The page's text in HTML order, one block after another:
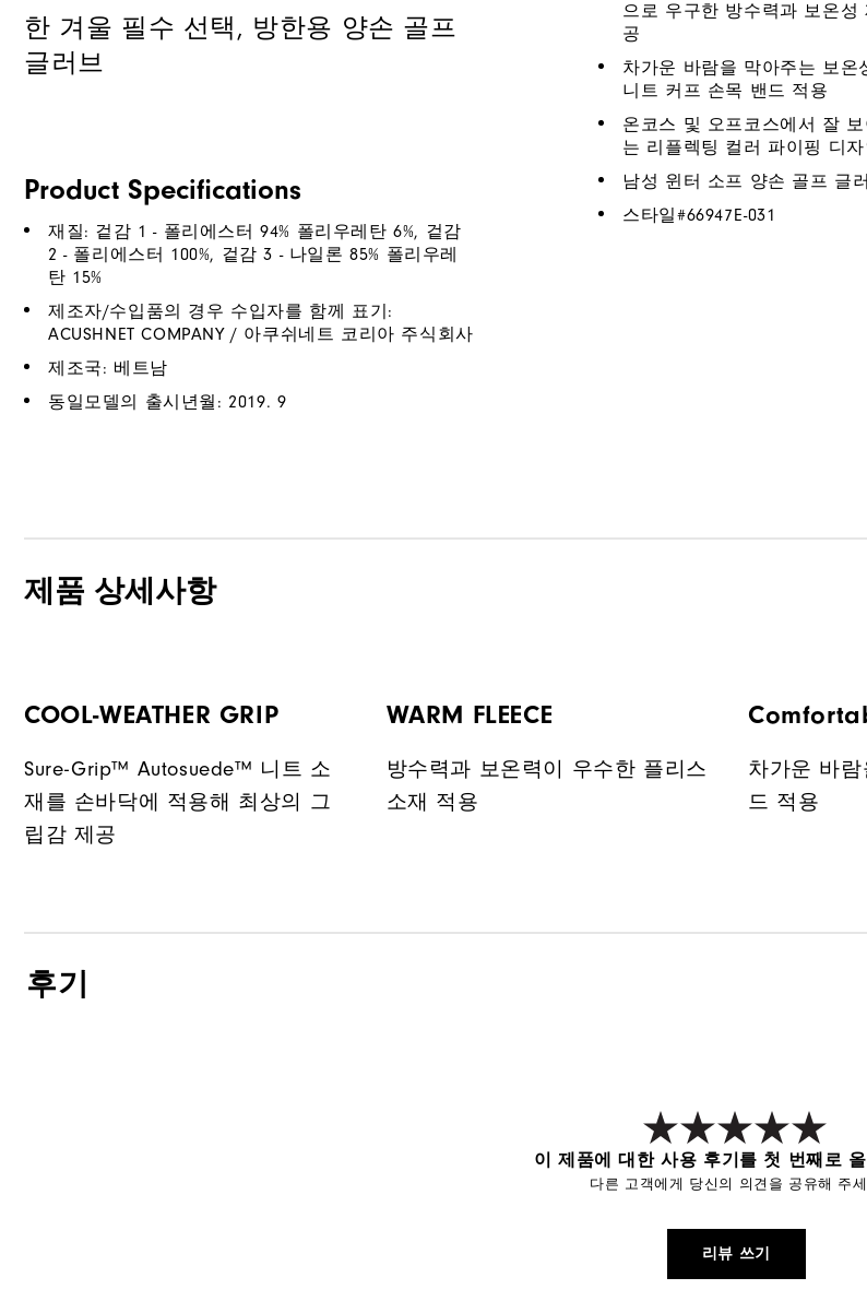
한 겨울 필수 선택, 방한용 양손 골프
글러브
Product Specifications
재질: 겉감 1 - 폴리에스터 94% 폴리우레탄 6%, 겉감
2 - 폴리에스터 100%, 겉감 3 - 나일론 85% 폴리우레
탄 15%
제조자/수입품의 경우 수입자를 함께 표기:
ACUSHNET COMPANY / 아쿠쉬네트 코리아 주식회사
제조국: 베트남
동일모델의 출시년월: 2019. 9
으로 우구한 방수력과 보온성
공
차가운 바람을 막아주는 보온
니트 커프 손목 밴드 적용
온코스 및 오프코스에서 잘 보
는 리플렉팅 컬러 파이핑 디자
남성 윈터 소프 양손 골프 글
스타일#66947E-031
제품 상세사항
COOL-WEATHER GRIP
Sure-Grip™ Autosuede™ 니트 소
재를 손바닥에 적용해 최상의 그
립감 제공
WARM FLEECE
방수력과 보온력이 우수한 플리스
소재 적용
차가운 바
드 적용
후기
이 제품에 대한 사용 후기를 첫 번째로
다른 고객에게 당신의 의견을 공유해 주
리뷰 쓰기